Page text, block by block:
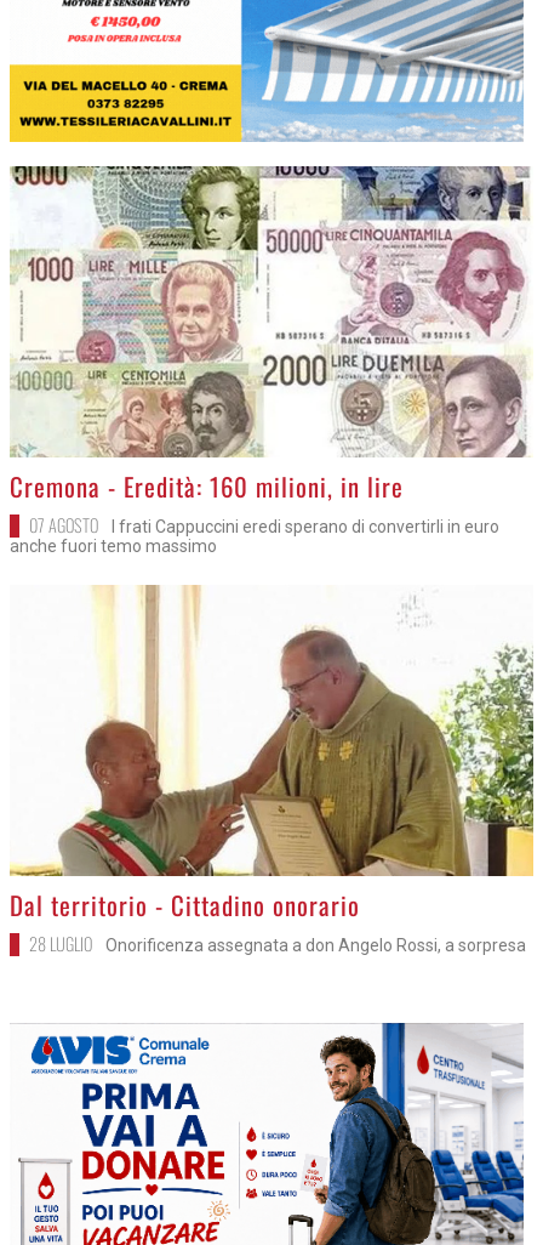
>
Cremona - Eredità: 160 milioni, in lire
07 AGOSTO
I frati Cappuccini eredi sperano di convertirli in euro
anche fuori temo massimo
>
Dal territorio - Cittadino onorario
28 LUGLIO Onorificenza assegnata a don Angelo Rossi, a sorpresa